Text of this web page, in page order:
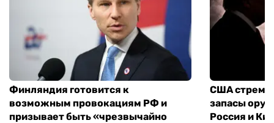
Финляндия готовится к
возможным провокациям РФ и
призывает быть «чрезвычайно
США
запасы
Россия и